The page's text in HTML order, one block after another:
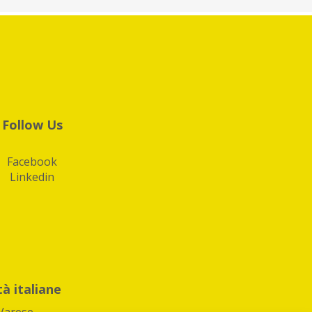
Follow Us
Facebook
Linkedin
italiane